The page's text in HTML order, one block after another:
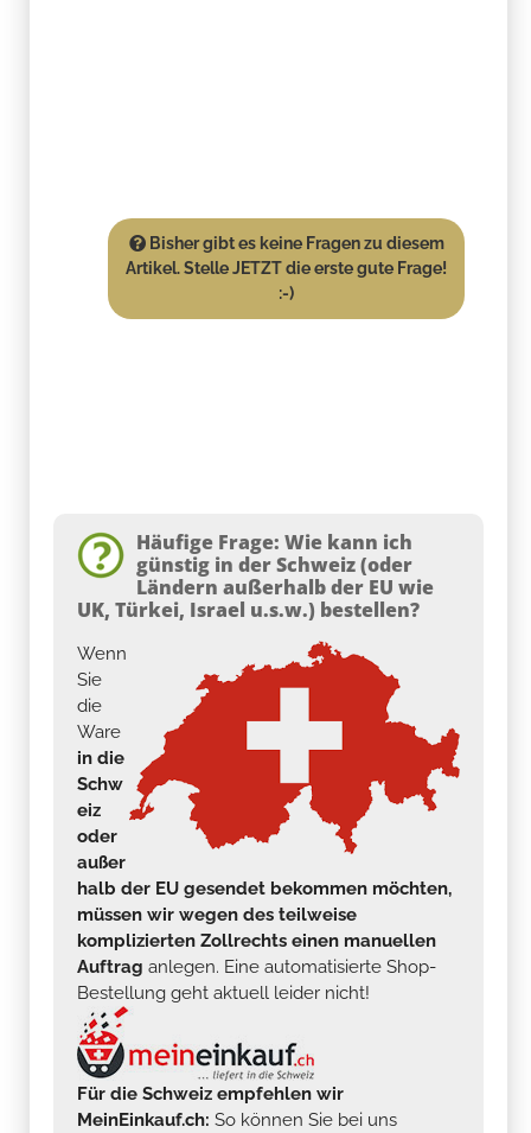
Bisher gibt es keine Fragen zu diesem
Artikel. Stelle JETZT die erste gute Frage!
:-)
Häufige Frage: Wie kann ich
günstig in der Schweiz (oder
Ländern außerhalb der EU wie
UK, Türkei, Israel u.s.w.) bestellen?
Wenn
Sie
die
Ware
in die
Schw
eiz
oder
außer
halb der EU gesendet bekommen möchten,
müssen wir wegen des teilweise
komplizierten Zollrechts einen manuellen
Auftrag anlegen. Eine automatisierte Shop-
Bestellung geht aktuell leider nicht!
Für die Schweiz empfehlen wir
MeinEinkauf.ch: So können Sie bei uns